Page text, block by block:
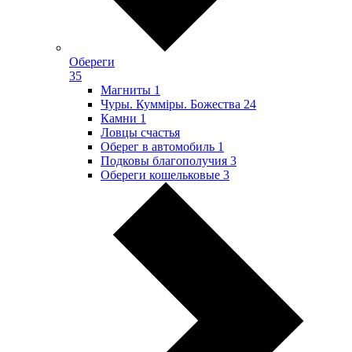
Обереги
35
Магниты 1
Чуры. Куммiры. Божества 24
Камни 1
Ловцы счастья
Оберег в автомобиль 1
Подковы благополучия 3
Обереги кошельковые 3